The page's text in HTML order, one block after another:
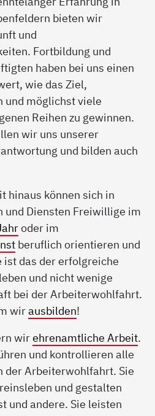
bieten wir
und
Fortbildung und
haben bei uns einen
wie das Ziel,
und möglichst viele
Reihen zu gewinnen.
wir uns unserer
und bilden auch
hinaus können sich in
und Diensten Freiwillige im
oder im
beruflich orientieren und
das der erfolgreiche
und nicht wenige
bei der Arbeiterwohlfahrt.
wirausbilden!
wirehrenamtliche Arbeit.
und kontrollieren alle
der Arbeiterwohlfahrt. Sie
und gestalten
und andere. Sie leisten